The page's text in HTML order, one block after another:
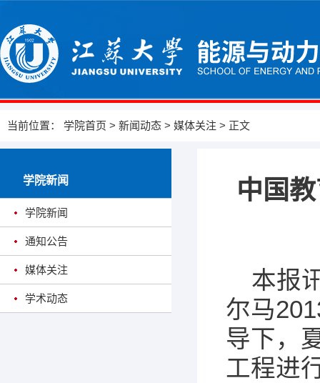
当前位置： 学院首页 > 新闻动态 > 媒体关注 > 正文
学院新闻
学院新闻
通知公告
媒体关注
学术动态
中国
本报
尔马
导下，
工程进